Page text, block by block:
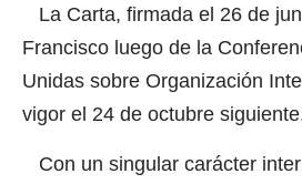
La Carta, firmada el 26 de
Francisco luego de la
Unidas sobre Organización
vigor el 24 de octubre
Con un singular carácter